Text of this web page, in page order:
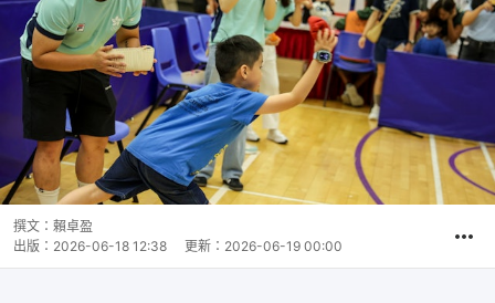
撰文： 賴卓盈
出版： 2026-06-18 12:38 更新： 2026-06-19 00:00